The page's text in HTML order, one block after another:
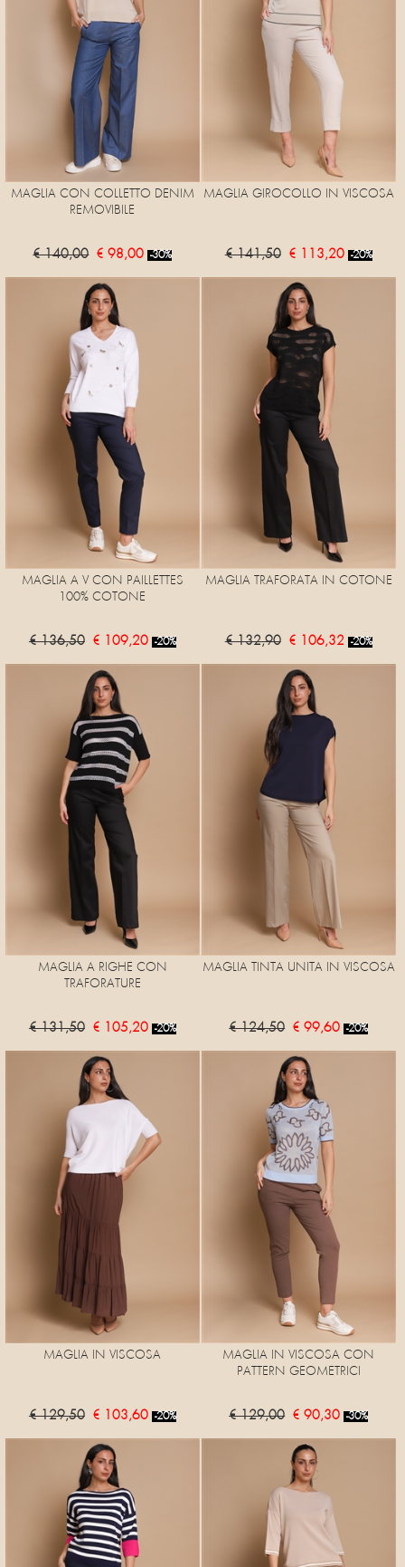
MAGLIA CON COLLETTO DENIM
REMOVIBILE
€ 140,00 € 98,00 -30%
MAGLIA GIROCOLLO IN VISCOSA
€ 141,50 € 113,20 -20%
MAGLIA A V CON PAILLETTES
100% COTONE
€ 136,50 € 109,20 -20%
MAGLIA TRAFORATA IN COTONE
€ 132,90 € 106,32 -20%
MAGLIA A RIGHE CON
TRAFORATURE
€ 131,50 € 105,20 -20%
MAGLIA TINTA UNITA IN VISCOSA
€ 124,50 € 99,60 -20%
MAGLIA IN VISCOSA
€ 129,50 € 103,60 -20%
MAGLIA IN VISCOSA CON
PATTERN GEOMETRICI
€ 129,00 € 90,30 -30%